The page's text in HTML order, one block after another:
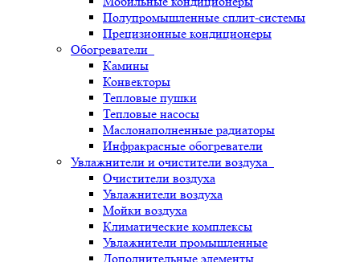
Полупромышленные сплит-системы
Прецизионные кондиционеры
Обогреватели
Камины
Конвекторы
Тепловые пушки
Тепловые насосы
Маслонаполненные радиаторы
Инфракрасные обогреватели
Увлажнители и очистители воздуха
Очистители воздуха
Увлажнители воздуха
Мойки воздуха
Климатические комплексы
Увлажнители промышленные
Дополнительные элементы